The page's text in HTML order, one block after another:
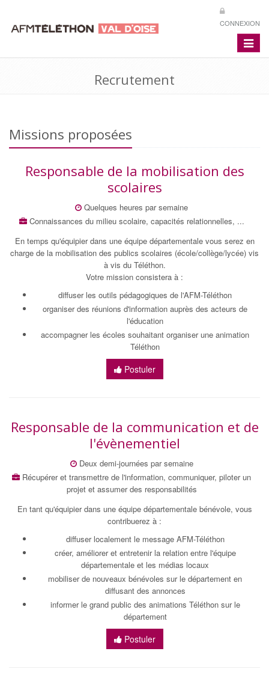
CONNEXION
Toggle
Recrutement
Missions proposées
Responsable de la mobilisation des
scolaires
Quelques heures par semaine
Connaissances du milieu scolaire, capacités relationnelles, ...
En temps qu'équipier dans une équipe départementale vous serez en
charge de la mobilisation des publics scolaires (école/collège/lycée) vis
à vis du Téléthon.
Votre mission consistera à :
diffuser les outils pédagogiques de l'AFM-Téléthon
organiser des réunions d'information auprès des acteurs de
l'éducation
accompagner les écoles souhaitant organiser une animation
Téléthon
Postuler
Responsable de la communication et de
l'évènementiel
Deux demi-journées par semaine
Récupérer et transmettre de l'information, communiquer, piloter un
projet et assumer des responsabilités
En tant qu'équipier dans une équipe départementale bénévole, vous
contribuerez à :
diffuser localement le message AFM-Téléthon
créer, améliorer et entretenir la relation entre l'équipe
départementale et les médias locaux
mobiliser de nouveaux bénévoles sur le département en
diffusant des annonces
informer le grand public des animations Téléthon sur le
département
Postuler